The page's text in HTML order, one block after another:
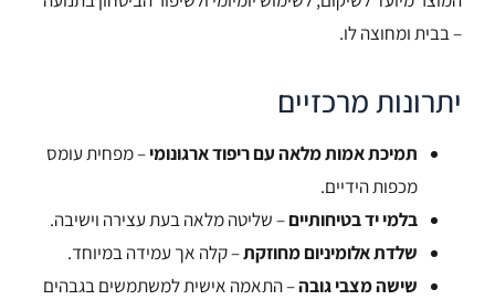
– בבית ומחוצה לו.
יתרונות מרכזיים
תמיכת אמות מלאה עם ריפוד ארגונומי– מפחית עומס
מכפות הידיים.
בלמי יד בטיחותיים– שליטה מלאה בעת עצירה וישיבה.
שלדת אלומיניום מחוזקת– קלה אך עמידה במיוחד.
שישה מצבי גובה– התאמה אישית למשתמשים בגבהים